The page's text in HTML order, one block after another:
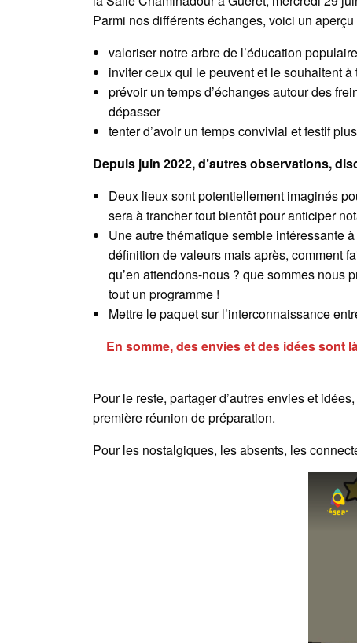
Parmi nos différents échanges, voici un
valoriser notre arbre de l’éducation
inviter ceux qui le peuvent et le souhaitent à
prévoir un temps d’échanges autour des
dépasser
tenter d’avoir un temps convivial et festif
Depuis juin 2022, d’autres observations,
Deux lieux sont potentiellement imaginés
sera à trancher tout bientôt pour anticiper
Une autre thématique semble intéressante
définition de valeurs mais après, comment
qu’en attendons-nous ? que sommes
tout un programme !
Mettre le paquet sur l’interconnaissance
En somme, des envies et des idées sont
Pour le reste, partager d’autres envies et idées,
première réunion de préparation.
Pour les nostalgiques, les absents, les